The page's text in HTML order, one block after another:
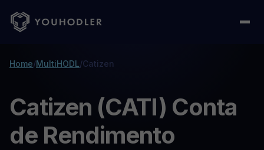
Home/MultiHODL/Catizen
Catizen (CATI) Conta
de Rendimento